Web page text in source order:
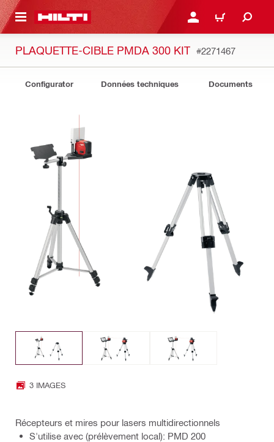
SE CONNECTER OU
PANIER
PLAQUETTE-CIBLE PMDA 300 KIT #2271467
Configurator Données techniques Documents
3 IMAGES
Récepteurs et mires pour lasers multidirectionnels
S'utilise avec (prélèvement local): PMD 200